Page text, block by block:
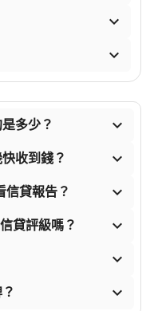


多少？ 
收到錢？ 
信貸報告？ 
貸評級嗎？ 

